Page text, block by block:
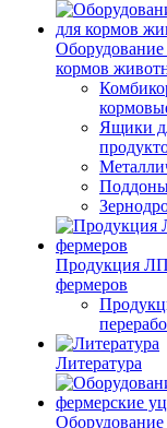
кормов
Ящики
Продукция
фермеров
Литература